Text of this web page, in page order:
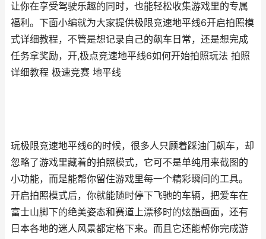
让你在享受驾驶乐趣的同时，也能轻松收集游戏里的专属
福利。下面小编就为大家提供极限竞速地平线6开启拍照模
式详细教程，不管是想记录自己的飙车日常，还是想完成
任务拿奖励，开,极点竞速地平线6如何开始拍照玩法 拍照
详细教程 极速竞赛 地平线
玩极限竞速地平线6的时候，很多人只顾着踩油门飙车，却
忽略了游戏里藏着的拍照模式，它可不是单纯用来截图的
小功能，而是能帮你留住游戏里每一个精彩瞬间的工具。
开启拍照模式后，你就能随时停下飞驰的车辆，把爱车在
富士山脚下的绝美姿态和赛道上漂移时的炫酷画面，还有
日本各地的迷人风景都定格下来。而且它还能帮你完成游